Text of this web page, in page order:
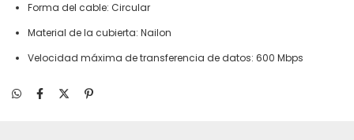
Forma del cable: Circular
Material de la cubierta: Nailon
Velocidad máxima de transferencia de datos: 600 Mbps